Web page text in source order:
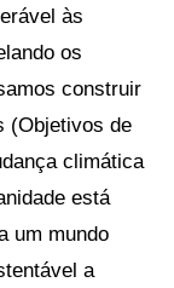
às
os
construir
(Objetivos de
climática
está
um mundo
a